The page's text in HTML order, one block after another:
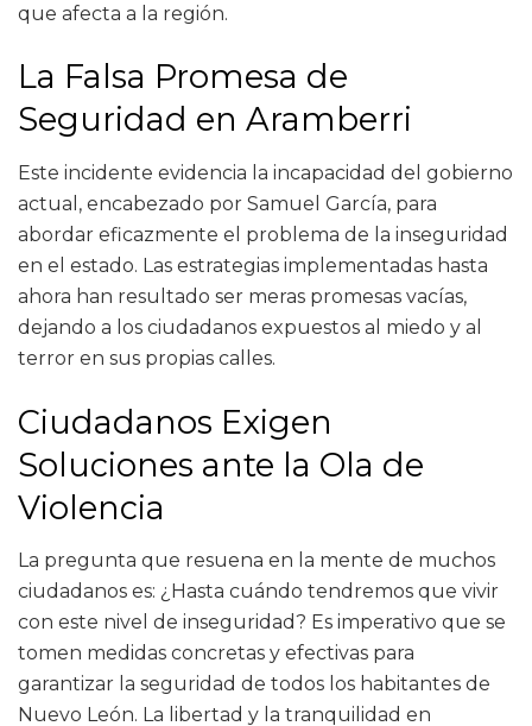
que afecta a la región.
La Falsa Promesa de
Seguridad en Aramberri
Este incidente evidencia la incapacidad del gobierno
actual, encabezado por Samuel García, para
abordar eficazmente el problema de la inseguridad
en el estado. Las estrategias implementadas hasta
ahora han resultado ser meras promesas vacías,
dejando a los ciudadanos expuestos al miedo y al
terror en sus propias calles.
Ciudadanos Exigen
Soluciones ante la Ola de
Violencia
La pregunta que resuena en la mente de muchos
ciudadanos es: ¿Hasta cuándo tendremos que vivir
con este nivel de inseguridad? Es imperativo que se
tomen medidas concretas y efectivas para
garantizar la seguridad de todos los habitantes de
Nuevo León. La libertad y la tranquilidad en